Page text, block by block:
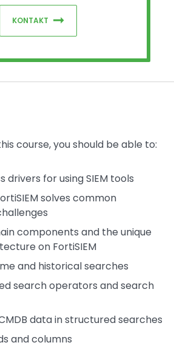
KONTAKT
course, you should be able to:
drivers for using SIEM tools
solves common
components and the unique
on FortiSIEM
and historical searches
search operators and search
data in structured searches
and columns